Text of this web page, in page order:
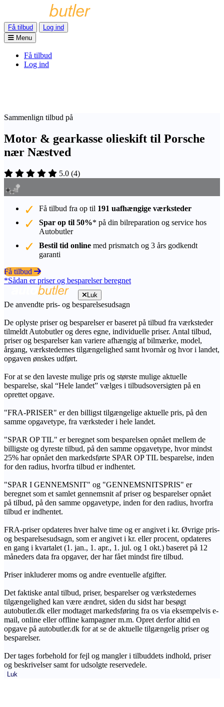
Få tilbud
Log ind
Menu
Få tilbud
Log ind
Sammenlign tilbud på
Motor & gearkasse olieskift til Porsche
nær Næstved
5.0 (4)
Få tilbud fra op til 191 uafhængige værksteder
Spar op til 50%* på din bilreparation og service hos
Autobutler
Bestil tid online med prismatch og 3 års godkendt
garanti
Få tilbud
*Sådan er priser og besparelser beregnet
Luk
De anvendte pris- og besparelsesudsagn
De oplyste priser og besparelser er baseret på tilbud fra værksteder
tilmeldt Autobutler og deres egne, individuelle priser. Antal tilbud,
priser og besparelser kan variere afhængig af bilmærke, model,
årgang, værkstedernes tilgængelighed samt hvornår og hvor i landet,
opgaven ønskes udført.
For at se den laveste mulige pris og største mulige aktuelle
besparelse, skal “Hele landet” vælges i tilbudsoversigten på en
oprettet opgave.
"FRA-PRISER" er den billigst tilgængelige aktuelle pris, på den
samme opgavetype, fra værksteder i hele landet.
"SPAR OP TIL" er beregnet som besparelsen opnået mellem de
billigste og dyreste tilbud, på den samme opgavetype, hvor mindst
25% har opnået den markedsførte SPAR OP TIL besparelse, inden
for den radius, hvorfra tilbud er indhentet.
"SPAR I GENNEMSNIT" og "GENNEMSNITSPRIS" er
beregnet som et samlet gennemsnit af priser og besparelser opnået
på tilbud, på den samme opgavetype, inden for den radius, hvorfra
tilbud er indhentet.
FRA-priser opdateres hver halve time og er angivet i kr. Øvrige pris-
og besparelsesudsagn, som er angivet i kr. eller procent, opdateres
en gang i kvartalet (1. jan., 1. apr., 1. jul. og 1 okt.) baseret på 12
måneders data fra opgaver, der har fået mindst fire tilbud.
Priser inkluderer moms og andre eventuelle afgifter.
Det faktiske antal tilbud, priser, besparelser og værkstedernes
tilgængelighed kan være ændret, siden du sidst har besøgt
autobutler.dk eller modtaget markedsføring fra os via eksempelvis e-
mail, online eller offline kampagner m.m. Opret derfor altid en
opgave på autobutler.dk for at se de aktuelle tilgængelig priser og
besparelser.
Der tages forbehold for fejl og mangler i tilbuddets indhold, priser
og beskrivelser samt for udsolgte reservedele.
Luk